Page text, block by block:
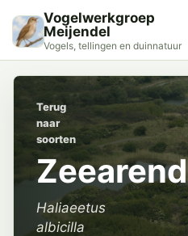
Vogelwerkgroep
Meijendel
Vogels, tellingen en duinnatuur
Terug
naar
soorten
Zeearend
Haliaeetus
albicilla